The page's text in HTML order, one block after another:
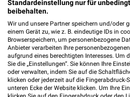
Standardeinstellung nur für
beibehalten.
Wir und unsere Partner speichern und/oder
einem Gerät zu, wie z. B. eindeutige IDs in
Browserspeichern, um personenbezogene
Anbieter verarbeiten Ihre
aufgrund eines berechtigten Interesses. Um
Sie die „Einstellungen“. Sie können Ihre
oder verwalten, indem Sie auf die
klicken oder jederzeit auf die Fingerabdruck-
unteren Ecke der Website klicken. Um Ihre